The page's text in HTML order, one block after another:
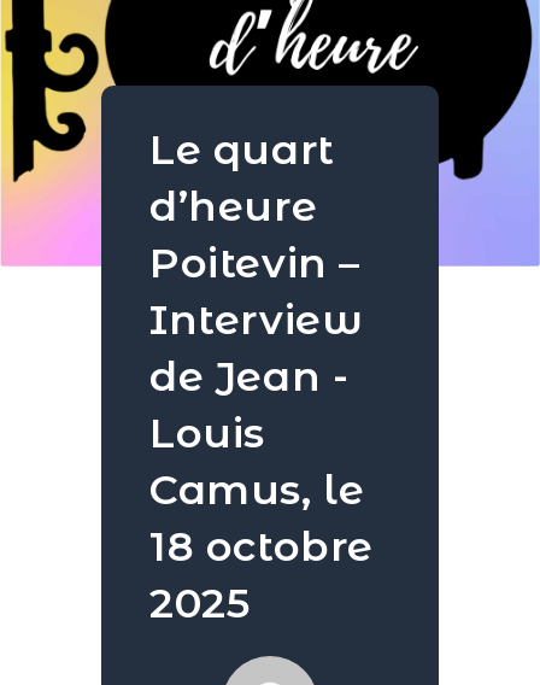
Le quart
d’heure
Poitevin –
Interview
de Jean -
Louis
Camus, le
18 octobre
2025